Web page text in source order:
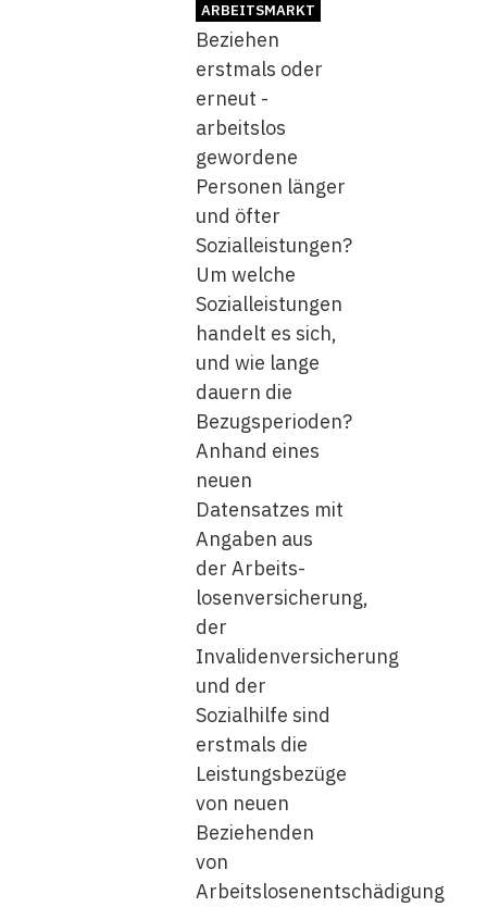
ARBEITSMARKT
Beziehen
erstmals oder
erneut ­
arbeitslos
gewordene
Personen länger
und öfter
Sozialleistungen?
Um welche
Sozialleistungen
handelt es sich,
und wie lange
dauern die
Bezugsperioden?
­Anhand eines
neuen
Datensatzes mit
Angaben aus
der Arbeits­
losenversicherung,
der
Invalidenversicherung
und der
Sozialhilfe sind
erstmals die
Leistungs­bezüge
von neuen
Beziehenden
von
Arbeitslosenentschädigung